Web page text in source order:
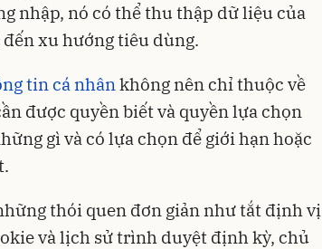
nhập, nó có thể thu thập dữ liệu của
xu hướng tiêu dùng.
tin cá nhânkhông nên chỉ thuộc về
được quyền biết và quyền lựa chọn
gì và có lựa chọn để giới hạn hoặc
thói quen đơn giản như tắt định vị
và lịch sử trình duyệt định kỳ, chủ